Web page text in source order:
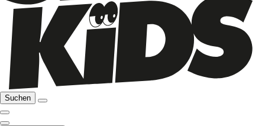
Suchen